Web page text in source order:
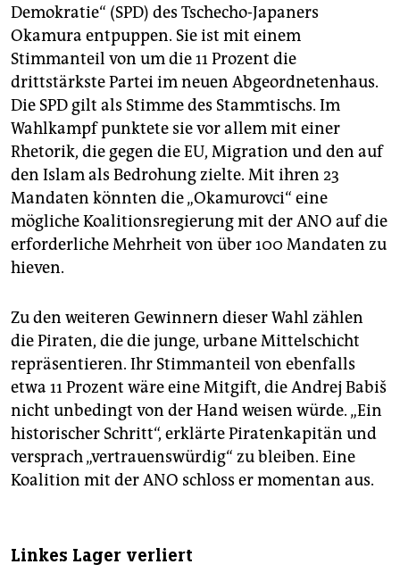
Demokratie“ (SPD) des Tschecho-Japaners
Okamura entpuppen. Sie ist mit einem
Stimmanteil von um die 11 Prozent die
drittstärkste Partei im neuen Abgeordnetenhaus.
Die SPD gilt als Stimme des Stammtischs. Im
Wahlkampf punktete sie vor allem mit einer
Rhetorik, die gegen die EU, Migration und den auf
den Islam als Bedrohung zielte. Mit ihren 23
Mandaten könnten die „Okamurovci“ eine
mögliche Koalitionsregierung mit der ANO auf die
erforderliche Mehrheit von über 100 Mandaten zu
hieven.
Zu den weiteren Gewinnern dieser Wahl zählen
die Piraten, die die junge, urbane Mittelschicht
repräsentieren. Ihr Stimmanteil von ebenfalls
etwa 11 Prozent wäre eine Mitgift, die Andrej Babiš
nicht unbedingt von der Hand weisen würde. „Ein
historischer Schritt“, erklärte Piratenkapitän und
versprach „vertrauenswürdig“ zu bleiben. Eine
Koalition mit der ANO schloss er momentan aus.
Linkes Lager verliert